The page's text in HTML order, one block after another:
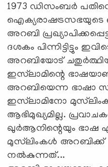
1973 ഡിസംബര്‍
ഐക്യരാഷട്രസഭയുടെ
അറബി
ദശകം പിന്നിട്ടിട്ടും
അറബിയോട്
ഇസ്‌ലാമിന്റെ
അറബിയെന്ന ഭാഷാ
ഇസ്‌ലാമിനോ
ആഭിമുഖ്യമില്ല.
ഖുര്‍ആനിന്റെയും ഭാഷ
മുസ്‌ലിംകള്‍ അറബിക്ക്
നല്‍കുന്നത്...